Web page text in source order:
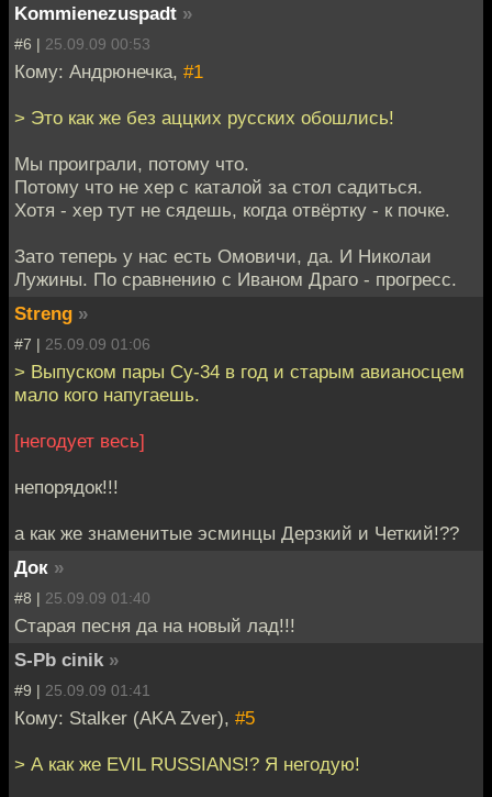
Kommienezuspadt »
#6 | 25.09.09 00:53
Кому: Андрюнечка, #1
> Это как же без аццких русских обошлись!
Мы проиграли, потому что.
Потому что не хер с каталой за стол садиться.
Хотя - хер тут не сядешь, когда отвёртку - к почке.
Зато теперь у нас есть Омовичи, да. И Николаи
Лужины. По сравнению с Иваном Драго - прогресс.
Streng »
#7 | 25.09.09 01:06
> Выпуском пары Су-34 в год и старым авианосцем
мало кого напугаешь.
[негодует весь]
непорядок!!!
а как же знаменитые эсминцы Дерзкий и Четкий!??
Док »
#8 | 25.09.09 01:40
Старая песня да на новый лад!!!
S-Pb cinik »
#9 | 25.09.09 01:41
Кому: Stalker (AKA Zver), #5
> А как же EVIL RUSSIANS!? Я негодую!